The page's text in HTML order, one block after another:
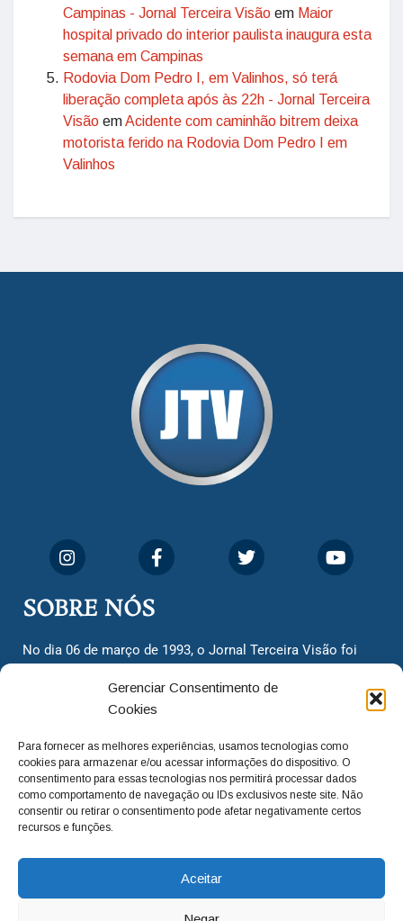
Gerenciar Consentimento de
Cookies
Para fornecer as melhores experiências, usamos tecnologias como
cookies para armazenar e/ou acessar informações do dispositivo. O
consentimento para essas tecnologias nos permitirá processar dados
como comportamento de navegação ou IDs exclusivos neste site. Não
consentir ou retirar o consentimento pode afetar negativamente certos
recursos e funções.
Aceitar
Campinas - Jornal Terceira Visão em Maior
hospital privado do interior paulista inaugura esta
semana em Campinas
Rodovia Dom Pedro I, em Valinhos, só terá
liberação completa após às 22h - Jornal Terceira
Visão emAcidente com caminhão bitrem deixa
motorista ferido na Rodovia Dom Pedro I em
Valinhos
SOBRE NÓS
No dia 06 de março de 1993, o Jornal Terceira Visão foi
cidadãos valinhenses, já que naquela época só existiam
dois jornais. Há mais de 30 anos, o jornal continua
com o foco de trazer as melhores notícias. Nunca
deixamos de lado as necessidades do cidadão, sempre
questionando os órgãos públicos em busca de melhorias
para a cidade e sempre cobrando resoluções para casos
adm@jtv.com.br (19) 3929-6225